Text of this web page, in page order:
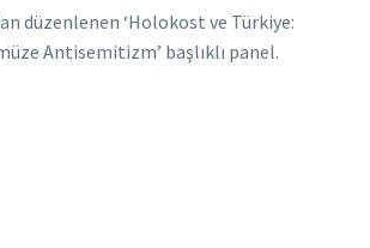
düzenlenen ‘Holokost ve Türkiye:
Antisemitizm’ başlıklı panel.